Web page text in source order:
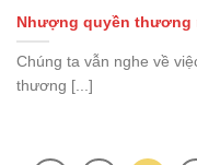
Nhượng quyền thương
Chúng ta vẫn nghe về
thương [...]